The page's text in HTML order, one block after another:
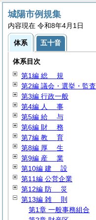
城陽市例規集
内容現在 令和8年4月1日
体系 五十音
体系目次
第1編 総 規
第2編 議会・選挙・監査
第3編 行政一般
第4編 人 事
第5編 給 与
第6編 財 務
第7編 教 育
第8編 厚 生
第9編 産 業
第10編 建 設
第11編 公営企業
第12編 防 災
第13編 雑 則
第1章 一般事務組合